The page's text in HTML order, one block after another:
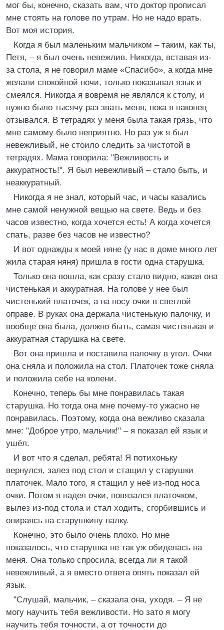
мог бы, конечно, сказать вам, что доктор прописал
мне стоять на голове по утрам. Но не надо врать.
Вот моя история.
Когда я был маленьким мальчиком – таким, как ты,
Петя, – я был очень невежлив. Никогда, вставая из-
за стола, я не говорил маме «Спасибо», а когда мне
желали спокойной ночи, только показывал язык и
смеялся. Никогда я вовремя не являлся к столу, и
нужно было тысячу раз звать меня, пока я наконец
отзывался. В тетрадях у меня была такая грязь, что
мне самому было неприятно. Но раз уж я был
невежливый, не стоило следить за чистотой в
тетрадях. Мама говорила: "Вежливость и
аккуратность!". Я был невежливый – стало быть, и
неаккуратный.
Никогда я не знал, который час, и часы казались
мне самой ненужной вещью на свете. Ведь и без
часов известно, когда хочется есть! А когда хочется
спать, разве без часов не известно?
И вот однажды к моей няне (у нас в доме много лет
жила старая няня) пришла в гости одна старушка.
Только она вошла, как сразу стало видно, какая она
чистенькая и аккуратная. На голове у нее был
чистенький платочек, а на носу очки в светлой
оправе. В руках она держала чистенькую палочку, и
вообще она была, должно быть, самая чистенькая и
аккуратная старушка на свете.
Вот она пришла и поставила палочку в угол. Очки
она сняла и положила на стол. Платочек тоже сняла
и положила себе на колени.
Конечно, теперь бы мне понравилась такая
старушка. Но тогда она мне почему-то ужасно не
понравилась. Поэтому, когда она вежливо сказала
мне: "Доброе утро, мальчик!" – я показал ей язык и
ушёл.
И вот что я сделал, ребята! Я потихоньку
вернулся, залез под стол и стащил у старушки
платочек. Мало того, я стащил у неё из-под носа
очки. Потом я надел очки, повязался платочком,
вылез из-под стола и стал ходить, сгорбившись и
опираясь на старушкину палку.
Конечно, это было очень плохо. Но мне
показалось, что старушка не так уж обиделась на
меня. Она только спросила, всегда ли я такой
невежливый, а я вместо ответа опять показал ей
язык.
"Слушай, мальчик, – сказала она, уходя. – Я не
могу научить тебя вежливости. Но зато я могу
научить тебя точности, а от точности до